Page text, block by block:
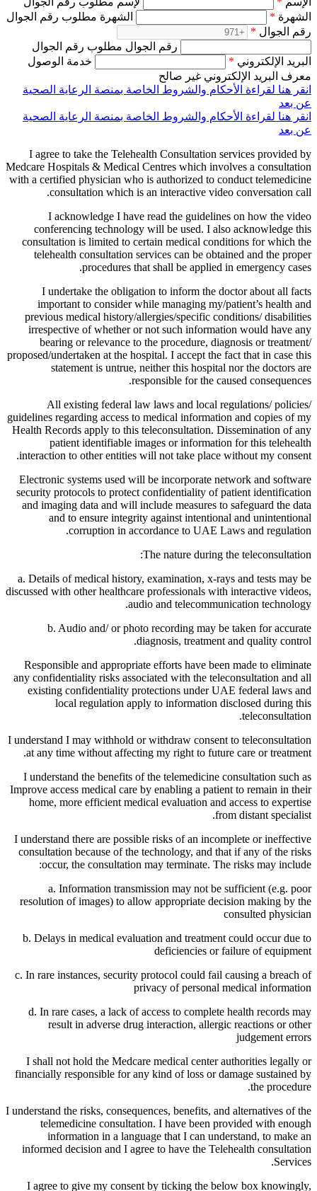
الشهرة *
الشهرة مطلوب رقم الجوال
رقم الجوال *
رقم الجوال مطلوب رقم الجوال
البريد الإلكتروني *
خدمة الوصول
معرف البريد الإلكتروني غير صالح
انقر هنا لقراءة الأحكام والشروط الخاصة بمنصة الرعاية الصحية
عن بعد
انقر هنا لقراءة الأحكام والشروط الخاصة بمنصة الرعاية الصحية
عن بعد
I agree to take the Telehealth Consultation services provided by
Medcare Hospitals & Medical Centres which involves a consultation
with a certified physician who is authorized to conduct telemedicine
consultation which is an interactive video conversation call.
I acknowledge I have read the guidelines on how the video
conferencing technology will be used. I also acknowledge this
consultation is limited to certain medical conditions for which the
telehealth consultation services can be obtained and the proper
procedures that shall be applied in emergency cases.
I undertake the obligation to inform the doctor about all facts
important to consider while managing my/patient’s health and
previous medical history/allergies/specific conditions/ disabilities
irrespective of whether or not such information would have any
bearing or relevance to the procedure, diagnosis or treatment/
proposed/undertaken at the hospital. I accept the fact that in case this
statement is untrue, neither this hospital nor the doctors are
responsible for the caused consequences.
All existing federal law laws and local regulations/ policies/
guidelines regarding access to medical information and copies of my
Health Records apply to this teleconsultation. Dissemination of any
patient identifiable images or information for this telehealth
interaction to other entities will not take place without my consent.
Electronic systems used will be incorporate network and software
security protocols to protect confidentiality of patient identification
and imaging data and will include measures to safeguard the data
and to ensure integrity against intentional and unintentional
corruption in accordance to UAE Laws and regulation.
The nature during the teleconsultation:
a. Details of medical history, examination, x-rays and tests may be
discussed with other healthcare professionals with interactive videos,
audio and telecommunication technology.
b. Audio and/ or photo recording may be taken for accurate
diagnosis, treatment and quality control.
Responsible and appropriate efforts have been made to eliminate
any confidentiality risks associated with the teleconsultation and all
existing confidentiality protections under UAE federal laws and
local regulation apply to information disclosed during this
teleconsultation.
I understand I may withhold or withdraw consent to teleconsultation
at any time without affecting my right to future care or treatment.
I understand the benefits of the telemedicine consultation such as
Improve access medical care by enabling a patient to remain in their
home, more efficient medical evaluation and access to expertise
from distant specialist.
I understand there are possible risks of an incomplete or ineffective
consultation because of the technology, and that if any of the risks
occur, the consultation may terminate. The risks may include:
a. Information transmission may not be sufficient (e.g. poor
resolution of images) to allow appropriate decision making by the
consulted physician
b. Delays in medical evaluation and treatment could occur due to
deficiencies or failure of equipment
c. In rare instances, security protocol could fail causing a breach of
privacy of personal medical information
d. In rare cases, a lack of access to complete health records may
result in adverse drug interaction, allergic reactions or other
judgement errors
I shall not hold the Medcare medical center authorities legally or
financially responsible for any kind of loss or damage sustained by
the procedure.
I understand the risks, consequences, benefits, and alternatives of the
telemedicine consultation. I have been provided with enough
information in a language that I can understand, to make an
informed decision and I agree to have the Telehealth consultation
Services.
I agree to give my consent by ticking the below box knowingly,